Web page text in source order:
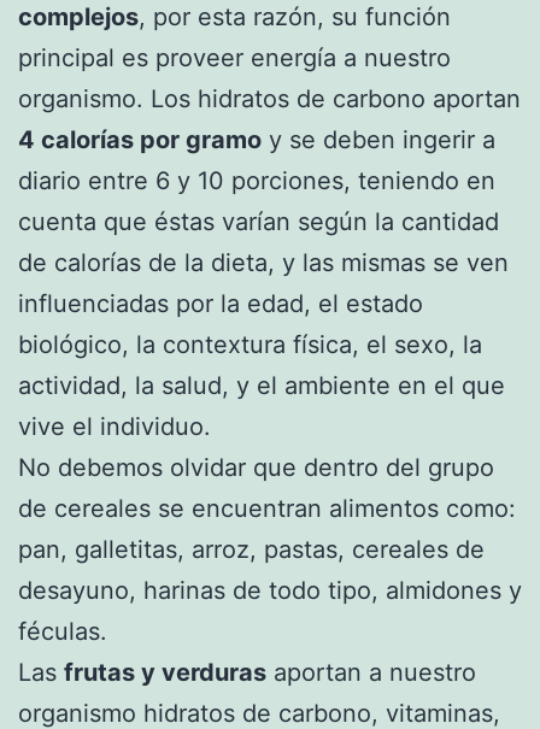
complejos, por esta razón, su función
principal es proveer energía a nuestro
organismo. Los hidratos de carbono aportan
4 calorías por gramo y se deben ingerir a
diario entre 6 y 10 porciones, teniendo en
cuenta que éstas varían según la cantidad
de calorías de la dieta, y las mismas se ven
influenciadas por la edad, el estado
biológico, la contextura física, el sexo, la
actividad, la salud, y el ambiente en el que
vive el individuo.
No debemos olvidar que dentro del grupo
de cereales se encuentran alimentos como:
pan, galletitas, arroz, pastas, cereales de
desayuno, harinas de todo tipo, almidones y
féculas.
Las frutas y verduras aportan a nuestro
organismo hidratos de carbono, vitaminas,